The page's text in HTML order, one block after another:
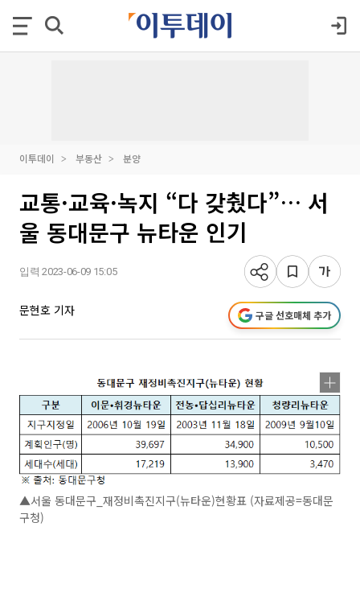
이투데이 부동산 분양
교통·교육·녹지 “다 갖췄다”… 서
울 동대문구 뉴타운 인기
입력 2023-06-09 15:05
문현호 기자 구글 선호매체 추가
▲서울 동대문구_재정비촉진지구(뉴타운)현황표 (자료제공=동대문
구청)